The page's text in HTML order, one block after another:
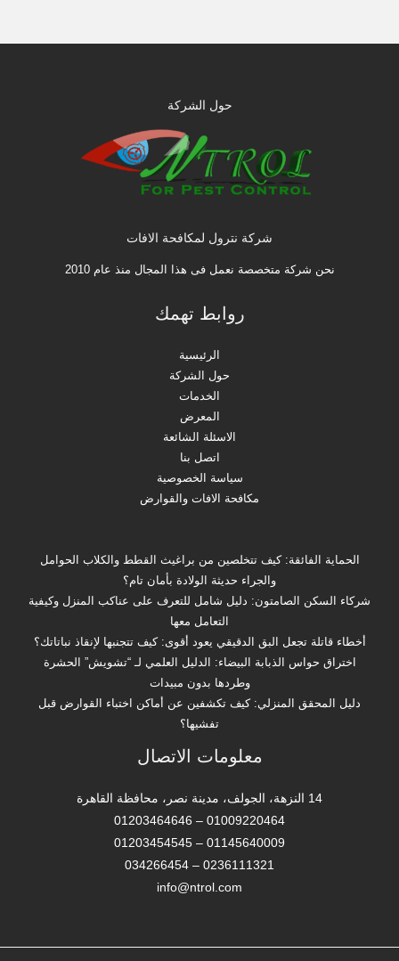
حول الشركة
شركة نترول لمكافحة الافات
نحن شركة متخصصة نعمل فى هذا المجال منذ عام 2010
روابط تهمك
الرئيسية
حول الشركة
الخدمات
المعرض
الاسئلة الشائعة
اتصل بنا
سياسة الخصوصية
مكافحة الافات والقوارض
الحماية الفائقة: كيف تتخلصين من براغيث القطط والكلاب الحوامل
والجراء حديثة الولادة بأمان تام؟
شركاء السكن الصامتون: دليل شامل للتعرف على عناكب المنزل وكيفية
التعامل معها
أخطاء قاتلة تجعل البق الدقيقي يعود أقوى: كيف تتجنبها لإنقاذ نباتاتك؟
اختراق حواس الذبابة البيضاء: الدليل العلمي لـ “تشويش” الحشرة
وطردها بدون مبيدات
دليل المحقق المنزلي: كيف تكشفين عن أماكن اختباء القوارض قبل
تفشيها؟
معلومات الاتصال
14 النزهة، الجولف، مدينة نصر، محافظة القاهرة‬
01009220464 – 01203464646
01145640009 – 01203454545
0236111321 – 034266454
info@ntrol.com